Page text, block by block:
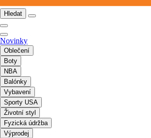
Hledat
Novinky
Oblečení
Boty
NBA
Balónky
Vybavení
Sporty USA
Životní styl
Fyzická údržba
Výprodej